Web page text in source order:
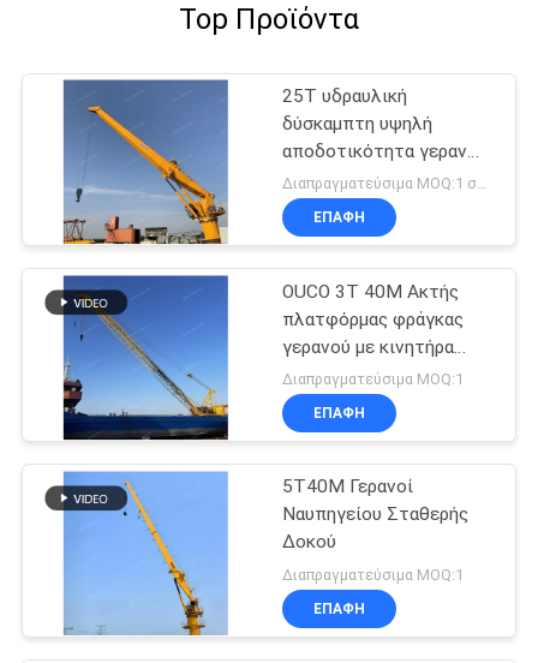
Top Προϊόντα
25T υδραυλική
δύσκαμπτη υψηλή
αποδοτικότητα γερανών
βραχιόνων θαλάσσια
ηλεκτρική για βαρέων
καθηκόντων
Διαπραγματεύσιμα MOQ:1 σύνολο
ΕΠΑΦΉ
OUCO 3T 40M Ακτής
πλατφόρμας φράγκας
γερανού με κινητήρα
ντίζελ
Διαπραγματεύσιμα MOQ:1
ΕΠΑΦΉ
5T40M Γερανοί
Ναυπηγείου Σταθερής
Δοκού
Διαπραγματεύσιμα MOQ:1
ΕΠΑΦΉ